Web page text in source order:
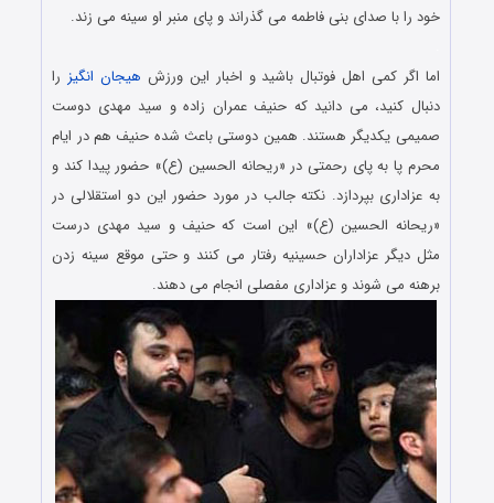
خود را با صدای بنی فاطمه می گذراند و پای منبر او سینه می زند.
اما اگر کمی اهل فوتبال باشید و اخبار این ورزش هیجان انگیز را
دنبال کنید، می دانید که حنیف عمران زاده و سید مهدی دوست
صمیمی یکدیگر هستند. همین دوستی باعث شده حنیف هم در ایام
محرم پا به پای رحمتی در «ریحانه الحسین (ع)» حضور پیدا کند و
به عزاداری بپردازد. نکته جالب در مورد حضور این دو استقلالی در
«ریحانه الحسین (ع)» این است که حنیف و سید مهدی درست
مثل دیگر عزاداران حسینیه رفتار می کنند و حتی موقع سینه زدن
برهنه می شوند و عزاداری مفصلی انجام می دهند.